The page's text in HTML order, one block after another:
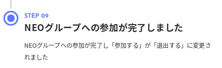
NEOグループへの参加が完了しました
NEOグループへの参加が完了し「参加する」が「退出する」に変更さ
れました